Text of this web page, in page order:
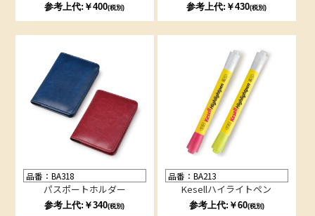
参考上代:￥400(税別) 参考上代:￥430(税別)
品番：BA318
パスポートホルダー
参考上代:￥340(税別)
品番：BA213
Kesellハイライトペン
参考上代:￥60(税別)